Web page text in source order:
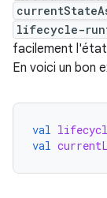
lifecycle-
facilement l'état
En voici un bon
val
val